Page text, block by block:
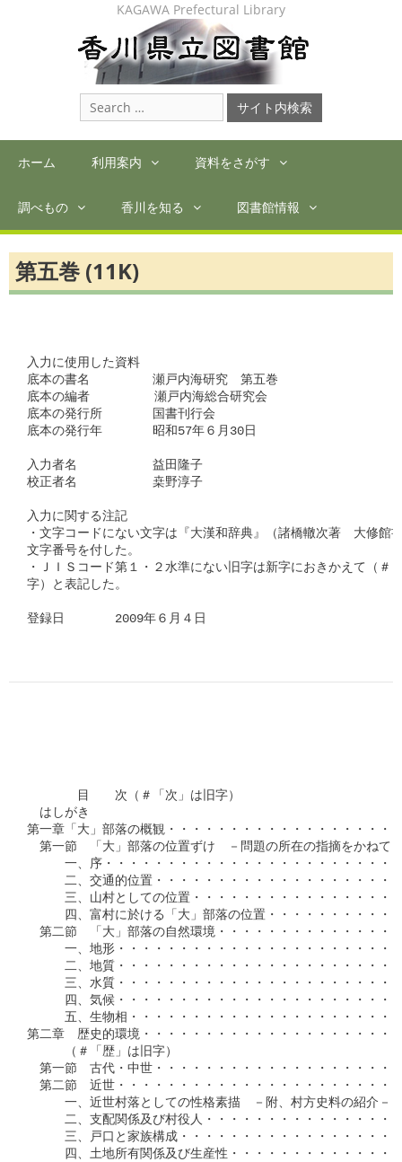
KAGAWA Prefectural Library
Search
for:
ホーム 利用案内 資料をさがす
調べもの 香川を知る 図書館情報
第五巻 (11K)
入力に使用した資料
底本の書名　　　　　瀬戸内海研究　第五巻
底本の編者  　　　　瀬戸内海総合研究会
底本の発行所　　　　国書刊行会
底本の発行年　　　　昭和57年６月30日
入力者名　　　　　　益田隆子
校正者名　　　　　　桒野淳子
入力に関する注記
・文字コードにない文字は『大漢和辞典』（諸橋轍次著　大修館
文字番号を付した。
・ＪＩＳコード第１・２水準にない旧字は新字におきかえて（＃
字）と表記した。
登録日　　　　2009年６月４日
目　　次（＃「次」は旧字）
はしがき
第一章「大」部落の概観・・・・・・・・・・・・・・・・・・
第一節　「大」部落の位置ずけ　－問題の所在の指摘をかねて
一、序・・・・・・・・・・・・・・・・・・・・・・・
二、交通的位置・・・・・・・・・・・・・・・・・・・
三、山村としての位置・・・・・・・・・・・・・・・・
四、富村に於ける「大」部落の位置・・・・・・・・・・
第二節　「大」部落の自然環境・・・・・・・・・・・・・・
一、地形・・・・・・・・・・・・・・・・・・・・・・
二、地質・・・・・・・・・・・・・・・・・・・・・・
三、水質・・・・・・・・・・・・・・・・・・・・・・
四、気候・・・・・・・・・・・・・・・・・・・・・・
五、生物相・・・・・・・・・・・・・・・・・・・・・
第二章　歴史的環境・・・・・・・・・・・・・・・・・・・・
（＃「歴」は旧字）
第一節　古代・中世・・・・・・・・・・・・・・・・・・・
第二節　近世・・・・・・・・・・・・・・・・・・・・・・
一、近世村落としての性格素描　－附、村方史料の紹介－
二、支配関係及び村役人・・・・・・・・・・・・・・・
三、戸口と家族構成・・・・・・・・・・・・・・・・・
四、土地所有関係及び生産性・・・・・・・・・・・・・